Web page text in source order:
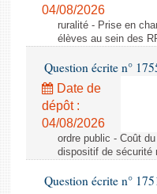
04/08/2026
ruralité - Prise en
élèves au sein des
Question écrite n°
Date de
dépôt :
04/08/2026
ordre public - Coût
dispositif de sécurité
Question écrite n°